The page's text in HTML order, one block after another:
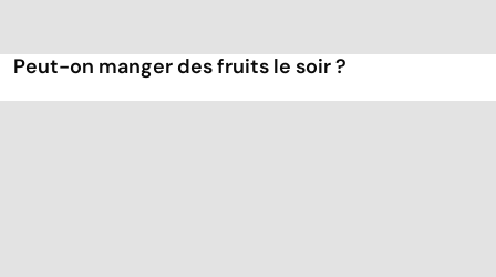
Peut-on manger des fruits le soir ?